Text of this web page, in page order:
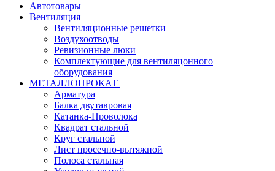
Автотовары
Вентиляция
Вентиляционные решетки
Воздухоотводы
Ревизионные люки
Комплектующие для вентиляцонного
оборудования
МЕТАЛЛОПРОКАТ
Арматура
Балка двутавровая
Катанка-Проволока
Квадрат стальной
Круг стальной
Лист просечно-вытяжной
Полоса стальная